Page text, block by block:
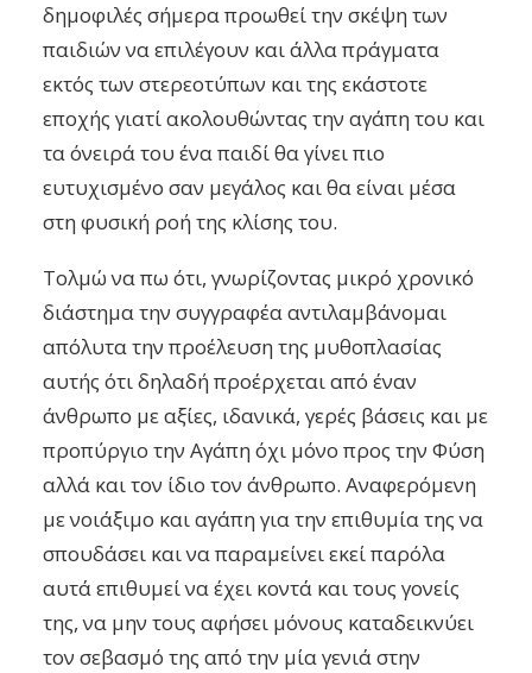
δημοφιλές σήμερα προωθεί την σκέψη των
παιδιών να επιλέγουν και άλλα πράγματα
εκτός των στερεοτύπων και της εκάστοτε
εποχής γιατί ακολουθώντας την αγάπη του και
τα όνειρά του ένα παιδί θα γίνει πιο
ευτυχισμένο σαν μεγάλος και θα είναι μέσα
στη φυσική ροή της κλίσης του.
Τολμώ να πω ότι, γνωρίζοντας μικρό χρονικό
διάστημα την συγγραφέα αντιλαμβάνομαι
απόλυτα την προέλευση της μυθοπλασίας
αυτής ότι δηλαδή προέρχεται από έναν
άνθρωπο με αξίες, ιδανικά, γερές βάσεις και με
προπύργιο την Αγάπη όχι μόνο προς την Φύση
αλλά και τον ίδιο τον άνθρωπο. Αναφερόμενη
με νοιάξιμο και αγάπη για την επιθυμία της να
σπουδάσει και να παραμείνει εκεί παρόλα
αυτά επιθυμεί να έχει κοντά και τους γονείς
της, να μην τους αφήσει μόνους καταδεικνύει
τον σεβασμό της από την μία γενιά στην